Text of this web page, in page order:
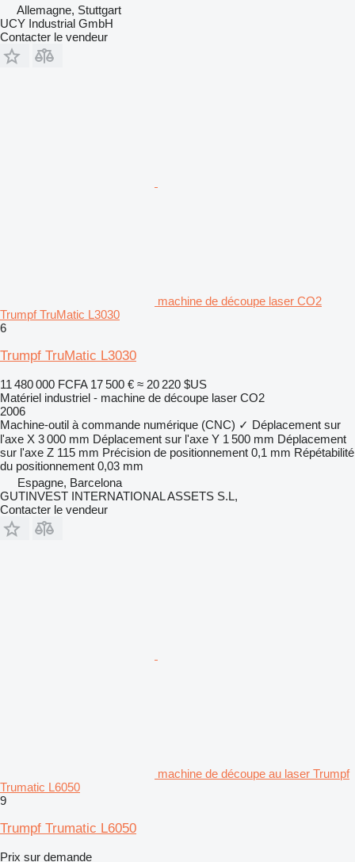
Allemagne, Stuttgart
UCY Industrial GmbH
Contacter le vendeur
machine de découpe laser CO2
Trumpf TruMatic L3030
6
Trumpf TruMatic L3030
11 480 000 FCFA 17 500 € ≈ 20 220 $US
Matériel industriel - machine de découpe laser CO2
2006
Machine-outil à commande numérique (CNC) ✓ Déplacement sur
l'axe X 3 000 mm Déplacement sur l'axe Y 1 500 mm Déplacement
sur l'axe Z 115 mm Précision de positionnement 0,1 mm Répétabilité
du positionnement 0,03 mm
Espagne, Barcelona
GUTINVEST INTERNATIONAL ASSETS S.L,
Contacter le vendeur
machine de découpe au laser Trumpf
Trumatic L6050
9
Trumpf Trumatic L6050
Prix sur demande